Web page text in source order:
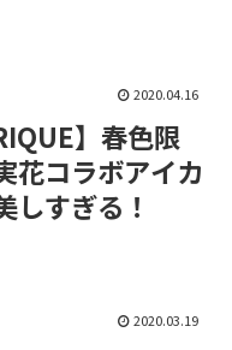
2020.04.16
】春色限
花コラボアイカ
しすぎる！
2020.03.19